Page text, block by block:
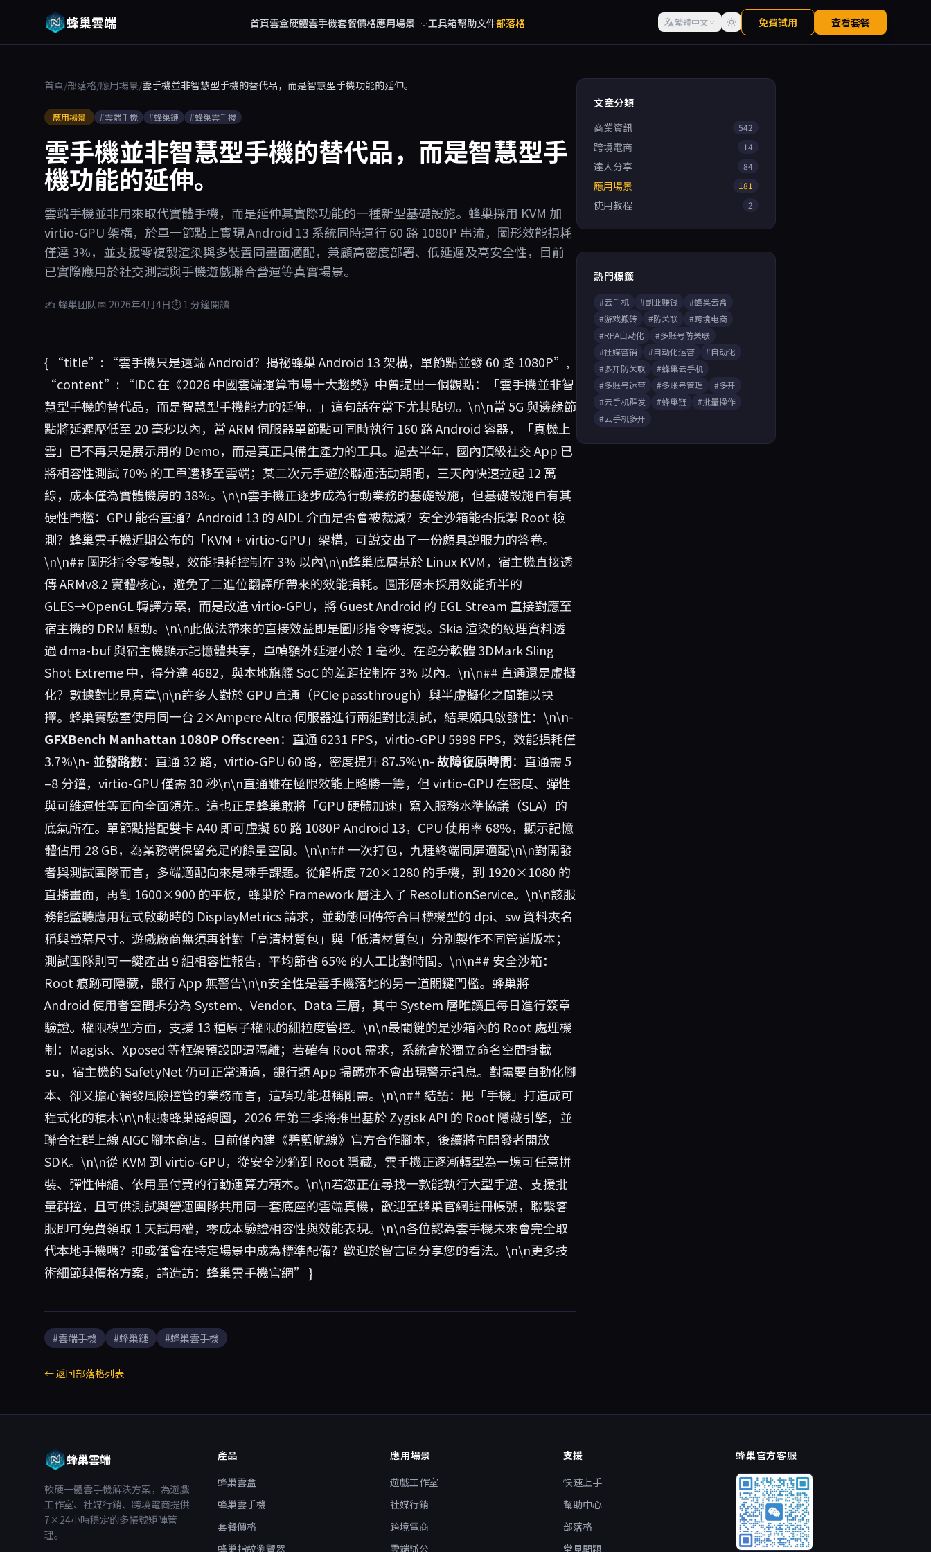
蜂巢雲端 首頁雲盒硬體雲手機套餐價格應用場景 工具箱幫助文件部落格 繁體中文 免費試用 查看套餐
首頁/部落格/應用場景/雲手機並非智慧型手機的替代品，而是智慧型手機功能的延伸。
應用場景 #雲端手機 #蜂巢鏈 #蜂巢雲手機
雲手機並非智慧型手機的替代品，而是智慧型手
機功能的延伸。
雲端手機並非用來取代實體手機，而是延伸其實際功能的一種新型基礎設施。蜂巢採用 KVM 加
virtio-GPU 架構，於單一節點上實現 Android 13 系統同時運行 60 路 1080P 串流，圖形效能損耗
僅達 3%，並支援零複製渲染與多裝置同畫面適配，兼顧高密度部署、低延遲及高安全性，目前
已實際應用於社交測試與手機遊戲聯合營運等真實場景。
✍ 蜂巢团队📅 2026年4月4日⏱ 1 分鐘閱讀
{ “title”: “雲手機只是遠端 Android？揭祕蜂巢 Android 13 架構，單節點並發 60 路 1080P”,
“content”: “IDC 在《2026 中國雲端運算市場十大趨勢》中曾提出一個觀點：「雲手機並非智
慧型手機的替代品，而是智慧型手機能力的延伸。」這句話在當下尤其貼切。\n\n當 5G 與邊緣節
點將延遲壓低至 20 毫秒以內，當 ARM 伺服器單節點可同時執行 160 路 Android 容器，「真機上
雲」已不再只是展示用的 Demo，而是真正具備生產力的工具。過去半年，國內頂級社交 App 已
將相容性測試 70% 的工單遷移至雲端；某二次元手遊於聯運活動期間，三天內快速拉起 12 萬
線，成本僅為實體機房的 38%。\n\n雲手機正逐步成為行動業務的基礎設施，但基礎設施自有其
硬性門檻：GPU 能否直通？Android 13 的 AIDL 介面是否會被裁減？安全沙箱能否抵禦 Root 檢
測？蜂巢雲手機近期公布的「KVM + virtio-GPU」架構，可說交出了一份頗具說服力的答卷。
\n\n## 圖形指令零複製，效能損耗控制在 3% 以內\n\n蜂巢底層基於 Linux KVM，宿主機直接透
傳 ARMv8.2 實體核心，避免了二進位翻譯所帶來的效能損耗。圖形層未採用效能折半的
GLES→OpenGL 轉譯方案，而是改造 virtio-GPU，將 Guest Android 的 EGL Stream 直接對應至
宿主機的 DRM 驅動。\n\n此做法帶來的直接效益即是圖形指令零複製。Skia 渲染的紋理資料透
過 dma-buf 與宿主機顯示記憶體共享，單幀額外延遲小於 1 毫秒。在跑分軟體 3DMark Sling
Shot Extreme 中，得分達 4682，與本地旗艦 SoC 的差距控制在 3% 以內。\n\n## 直通還是虛擬
化？數據對比見真章\n\n許多人對於 GPU 直通（PCIe passthrough）與半虛擬化之間難以抉
擇。蜂巢實驗室使用同一台 2×Ampere Altra 伺服器進行兩組對比測試，結果頗具啟發性：\n\n-
GFXBench Manhattan 1080P Offscreen：直通 6231 FPS，virtio-GPU 5998 FPS，效能損耗僅
3.7%\n- 並發路數：直通 32 路，virtio-GPU 60 路，密度提升 87.5%\n-故障復原時間：直通需 5
–8 分鐘，virtio-GPU 僅需 30 秒\n\n直通雖在極限效能上略勝一籌，但 virtio-GPU 在密度、彈性
與可維運性等面向全面領先。這也正是蜂巢敢將「GPU 硬體加速」寫入服務水準協議（SLA）的
底氣所在。單節點搭配雙卡 A40 即可虛擬 60 路 1080P Android 13，CPU 使用率 68%，顯示記憶
體佔用 28 GB，為業務端保留充足的餘量空間。\n\n## 一次打包，九種終端同屏適配\n\n對開發
者與測試團隊而言，多端適配向來是棘手課題。從解析度 720×1280 的手機，到 1920×1080 的
直播畫面，再到 1600×900 的平板，蜂巢於 Framework 層注入了 ResolutionService。\n\n該服
務能監聽應用程式啟動時的 DisplayMetrics 請求，並動態回傳符合目標機型的 dpi、sw 資料夾名
稱與螢幕尺寸。遊戲廠商無須再針對「高清材質包」與「低清材質包」分別製作不同管道版本；
測試團隊則可一鍵產出 9 組相容性報告，平均節省 65% 的人工比對時間。\n\n## 安全沙箱：
Root 痕跡可隱藏，銀行 App 無警告\n\n安全性是雲手機落地的另一道關鍵門檻。蜂巢將
Android 使用者空間拆分為 System、Vendor、Data 三層，其中 System 層唯讀且每日進行簽章
驗證。權限模型方面，支援 13 種原子權限的細粒度管控。\n\n最關鍵的是沙箱內的 Root 處理機
制：Magisk、Xposed 等框架預設即遭隔離；若確有 Root 需求，系統會於獨立命名空間掛載
su，宿主機的 SafetyNet 仍可正常通過，銀行類 App 掃碼亦不會出現警示訊息。對需要自動化腳
本、卻又擔心觸發風險控管的業務而言，這項功能堪稱剛需。\n\n## 結語：把「手機」打造成可
程式化的積木\n\n根據蜂巢路線圖，2026 年第三季將推出基於 Zygisk API 的 Root 隱藏引擎，並
聯合社群上線 AIGC 腳本商店。目前僅內建《碧藍航線》官方合作腳本，後續將向開發者開放
SDK。\n\n從 KVM 到 virtio-GPU，從安全沙箱到 Root 隱藏，雲手機正逐漸轉型為一塊可任意拼
裝、彈性伸縮、依用量付費的行動運算力積木。\n\n若您正在尋找一款能執行大型手遊、支援批
量群控，且可供測試與營運團隊共用同一套底座的雲端真機，歡迎至蜂巢官網註冊帳號，聯繫客
服即可免費領取 1 天試用權，零成本驗證相容性與效能表現。\n\n各位認為雲手機未來會完全取
代本地手機嗎？抑或僅會在特定場景中成為標準配備？歡迎於留言區分享您的看法。\n\n更多技
術細節與價格方案，請造訪： 蜂巢雲手機官網” }
#雲端手機 #蜂巢鏈 #蜂巢雲手機
← 返回部落格列表
文章分類
商業資訊
542
跨境電商 14
達人分享 84
應用場景 181
使用教程 2
熱門標籤
#云手机 #副业赚钱
#蜂巢云盒
#游戏搬砖
#防关联
#跨境电商
#RPA自动化
#多账号防关联
#社媒营销
#自动化运营
#自动化
#多开防关联
#蜂巢云手机
#多账号运营
#多账号管理
#多开
#云手机群发
#蜂巢链
#批量操作
#云手机多开
蜂巢雲端
軟硬一體雲手機解決方案，為遊戲
工作室、社媒行銷、跨境電商提供
7×24小時穩定的多帳號矩陣管
理。
產品
蜂巢雲盒
蜂巢雲手機
套餐價格
蜂巢指紋瀏覽器
應用場景
遊戲工作室
社媒行銷
跨境電商
雲端辦公
支援
快速上手
幫助中心
部落格
常見問題
蜂巢官方客服